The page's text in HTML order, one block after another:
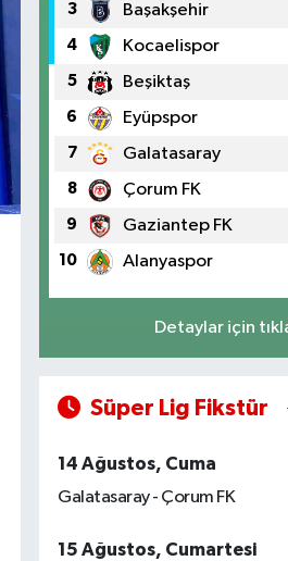
3 Başakşehir
4 Kocaelispor
5 Beşiktaş
6 Eyüpspor
7 Galatasaray
8 Çorum FK
9 Gaziantep FK
10 Alanyaspor
Detaylar için
Süper Lig Fikstür
14 Ağustos, Cuma
Galatasaray - Çorum FK
15 Ağustos, Cumartesi